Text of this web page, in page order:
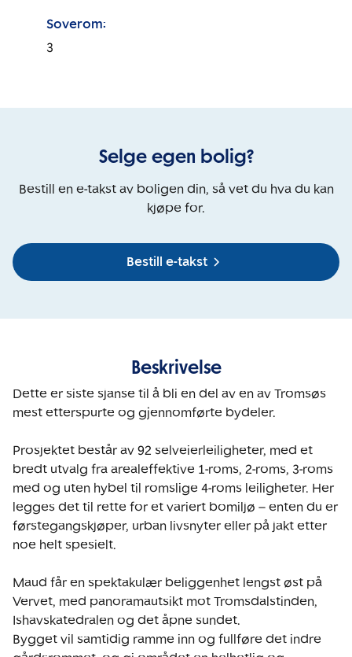
Soverom:
3
Selge egen bolig?
Bestill en e-takst av boligen din, så vet du hva du kan
kjøpe for.
Bestill e-takst
Beskrivelse
Dette er siste sjanse til å bli en del av en av Tromsøs
mest etterspurte og gjennomførte bydeler.
Prosjektet består av 92 selveierleiligheter, med et
bredt utvalg fra arealeffektive 1-roms, 2-roms, 3-roms
med og uten hybel til romslige 4-roms leiligheter. Her
legges det til rette for et variert bomiljø – enten du er
førstegangskjøper, urban livsnyter eller på jakt etter
noe helt spesielt.
Maud får en spektakulær beliggenhet lengst øst på
Vervet, med panoramautsikt mot Tromsdalstinden,
Ishavskatedralen og det åpne sundet.
Bygget vil samtidig ramme inn og fullføre det indre